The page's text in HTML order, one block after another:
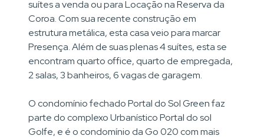
suítes a venda ou para Locação na Reserva da
Coroa. Com sua recente construção em
estrutura metálica, esta casa veio para marcar
Presença. Além de suas plenas 4 suítes, esta se
encontram quarto office, quarto de empregada,
2 salas, 3 banheiros, 6 vagas de garagem.
O condomínio fechado Portal do Sol Green faz
parte do complexo Urbanístico Portal do sol
Golfe, e é o condomínio da Go 020 com mais